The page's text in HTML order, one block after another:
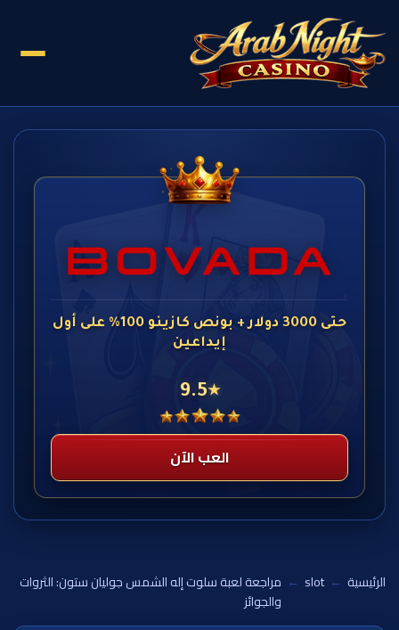
حتى 3000 دولار + بونص كازينو 100% على أول
إيداعين
★
9.5
العب الآن
الرئيسية ←
slot
← مراجعة لعبة سلوت إله الشمس جوليان ستون: الثروات
والجوائز